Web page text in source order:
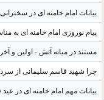
بیانات امام خامنه ای در
پیام نوروزی امام خامنه ای به
مستند در میانه آتش - اولین و
چرا شهید قاسم سلیمانی از
بیانات مهم امام خامنه ای در